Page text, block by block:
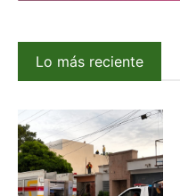
Lo más reciente